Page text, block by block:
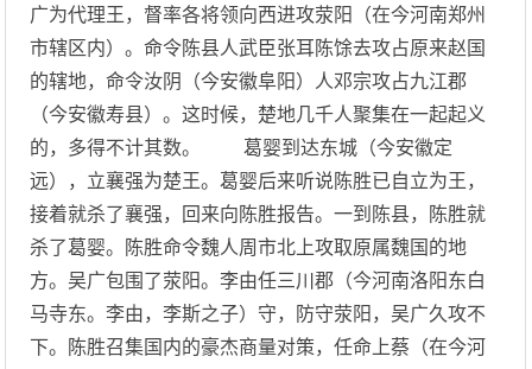
广为代理王，督率各将领向西进攻荥阳（在今河南郑州
市辖区内）。命令陈县人武臣张耳陈馀去攻占原来赵国
的辖地，命令汝阴（今安徽阜阳）人邓宗攻占九江郡
（今安徽寿县）。这时候，楚地几千人聚集在一起起义
的，多得不计其数。 葛婴到达东城（今安徽定
远），立襄强为楚王。葛婴后来听说陈胜已自立为王，
接着就杀了襄强，回来向陈胜报告。一到陈县，陈胜就
杀了葛婴。陈胜命令魏人周市北上攻取原属魏国的地
方。吴广包围了荥阳。李由任三川郡（今河南洛阳东白
马寺东。李由，李斯之子）守，防守荥阳，吴广久攻不
下。陈胜召集国内的豪杰商量对策，任命上蔡（在今河